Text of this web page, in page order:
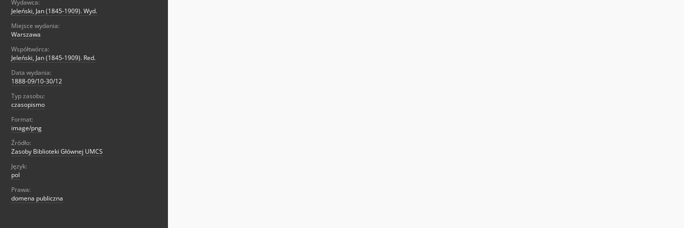
Wydawca:
Jeleński, Jan (1845-1909). Wyd.
Miejsce wydania:
Warszawa
Współtwórca:
Jeleński, Jan (1845-1909). Red.
Data wydania:
1888-09/10-30/12
Typ zasobu:
czasopismo
Format:
image/png
Źródło:
Zasoby Biblioteki Głównej UMCS
Język:
pol
Prawa:
domena publiczna